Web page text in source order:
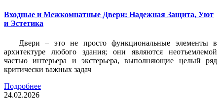
Входные и Межкомнатные Двери: Надежная Защита, Уют
и Эстетика
Двери – это не просто функциональные элементы в
архитектуре любого здания; они являются неотъемлемой
частью интерьера и экстерьера, выполняющие целый ряд
критически важных задач
Подробнее
24.02.2026